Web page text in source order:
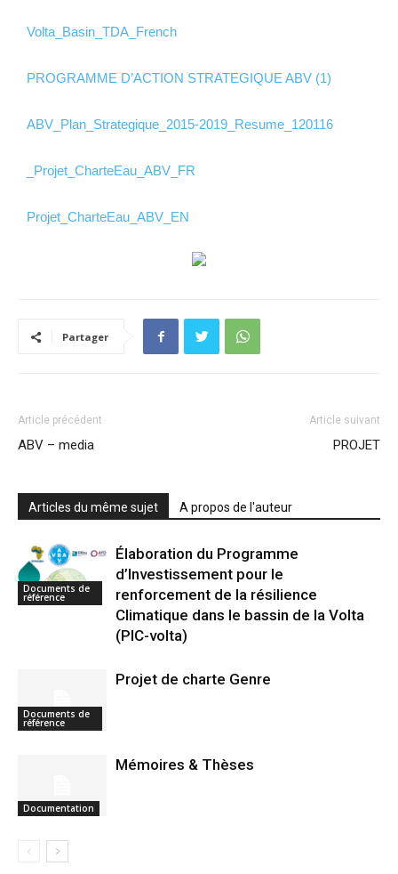
Volta_Basin_TDA_French
PROGRAMME D’ACTION STRATEGIQUE ABV (1)
ABV_Plan_Strategique_2015-2019_Resume_120116
_Projet_CharteEau_ABV_FR
Projet_CharteEau_ABV_EN
Partager
Article précédent
ABV – media
Article suivant
PROJET
Articles du même sujet A propos de l'auteur
Documents de
référence
Élaboration du Programme
d’Investissement pour le
renforcement de la résilience
Climatique dans le bassin de la Volta
(PIC-volta)
Documents de
référence
Projet de charte Genre
Documentation
Mémoires & Thèses